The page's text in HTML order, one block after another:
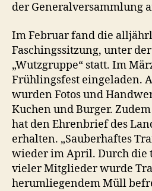
der Generalversammlung
Im Februar fand die
Faschingssitzung, unter
„Wutzgruppe“ statt. Im
Frühlingsfest eingeladen.
wurden Fotos und
Kuchen und Burger.
hat den Ehrenbrief des
erhalten. „Sauberhaftes
wieder im April. Durch die
vieler Mitglieder wurde
herumliegendem Müll